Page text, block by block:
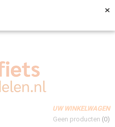
×
UW WINKELWAGEN
Geen producten (0)